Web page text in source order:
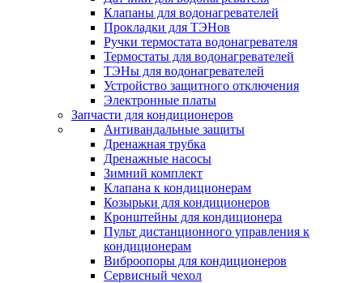
Клапаны для водонагревателей
Прокладки для ТЭНов
Ручки термостата водонагревателя
Термостаты для водонагревателей
ТЭНы для водонагревателей
Устройство защитного отключения
Электронные платы
Запчасти для кондиционеров
Антивандальные защиты
Дренажная трубка
Дренажные насосы
Зимний комплект
Клапана к кондиционерам
Козырьки для кондиционеров
Кронштейны для кондиционера
Пульт дистанционного управления к
кондиционерам
Виброопоры для кондиционеров
Сервисный чехол